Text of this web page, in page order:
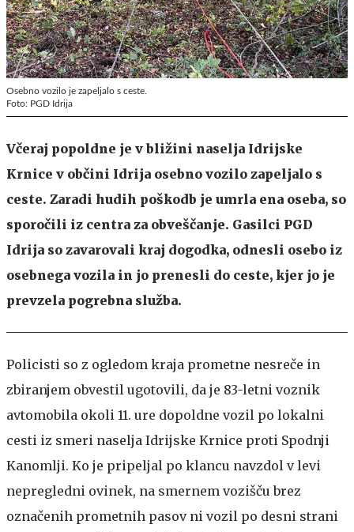
Osebno vozilo je zapeljalo s ceste.
Foto: PGD Idrija
Včeraj popoldne je v bližini naselja Idrijske
Krnice v občini Idrija osebno vozilo zapeljalo s
ceste. Zaradi hudih poškodb je umrla ena oseba, so
sporočili iz centra za obveščanje. Gasilci PGD
Idrija so zavarovali kraj dogodka, odnesli osebo iz
osebnega vozila in jo prenesli do ceste, kjer jo je
prevzela pogrebna služba.
Policisti so z ogledom kraja prometne nesreče in
zbiranjem obvestil ugotovili, da je 83-letni voznik
avtomobila okoli 11. ure dopoldne vozil po lokalni
cesti iz smeri naselja Idrijske Krnice proti Spodnji
Kanomlji. Ko je pripeljal po klancu navzdol v levi
nepregledni ovinek, na smernem vozišču brez
označenih prometnih pasov ni vozil po desni strani